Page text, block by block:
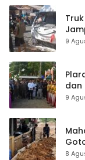
Titik
9
dan
9
8